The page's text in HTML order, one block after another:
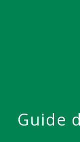
Guide